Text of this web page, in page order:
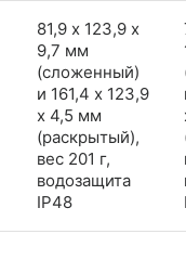
81,9 х 123,9 х
9,7 мм
(сложенный)
и 161,4 x 123,9
x 4,5 мм
(раскрытый),
вес 201 г,
водозащита
IP48